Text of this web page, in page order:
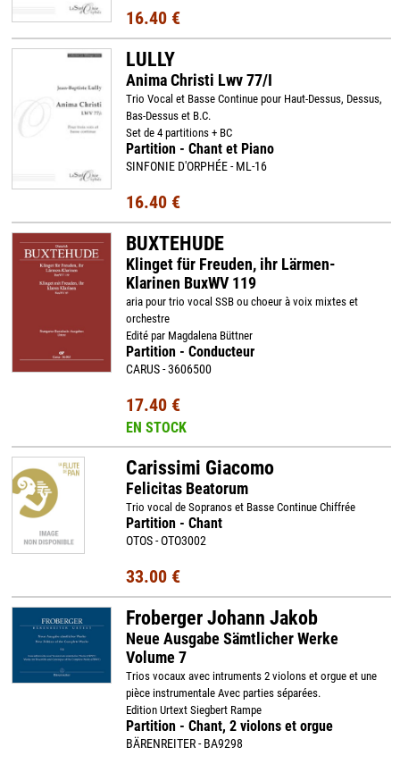
16.40 €
LULLY
Anima Christi Lwv 77/I
Trio Vocal et Basse Continue pour Haut-Dessus, Dessus,
Bas-Dessus et B.C.
Set de 4 partitions + BC
Partition - Chant et Piano
SINFONIE D'ORPHÉE - ML-16
16.40 €
BUXTEHUDE
Klinget für Freuden, ihr Lärmen-
Klarinen BuxWV 119
aria pour trio vocal SSB ou choeur à voix mixtes et
orchestre
Edité par Magdalena Büttner
Partition - Conducteur
CARUS - 3606500
17.40 €
EN STOCK
Carissimi Giacomo
Felicitas Beatorum
Trio vocal de Sopranos et Basse Continue Chiffrée
Partition - Chant
OTOS - OTO3002
33.00 €
Froberger Johann Jakob
Neue Ausgabe Sämtlicher Werke
Volume 7
Trios vocaux avec intruments 2 violons et orgue et une
pièce instrumentale Avec parties séparées.
Edition Urtext Siegbert Rampe
Partition - Chant, 2 violons et orgue
BÄRENREITER - BA9298